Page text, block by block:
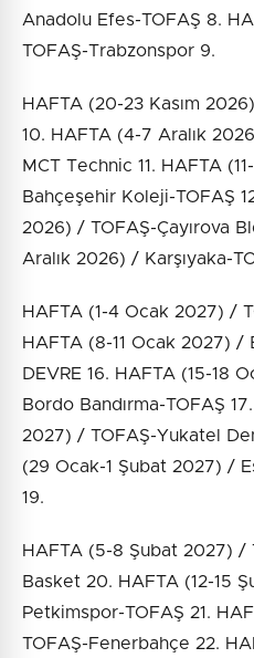
Anadolu Efes-TOFAŞ 8.
TOFAŞ-Trabzonspor 9.
HAFTA (20-23 Kasım
10. HAFTA (4-7 Aralık
MCT Technic 11. HAFTA
Bahçeşehir Koleji-TOFAŞ
2026) / TOFAŞ-Çayırova
Aralık 2026) / Karşıyaka-
HAFTA (1-4 Ocak 2027) /
HAFTA (8-11 Ocak 2027) /
DEVRE 16. HAFTA (15-18
Bordo Bandırma-TOFAŞ
2027) / TOFAŞ-Yukatel
(29 Ocak-1 Şubat 2027) /
19.
HAFTA (5-8 Şubat 2027) /
Basket 20. HAFTA (12-15
Petkimspor-TOFAŞ 21.
TOFAŞ-Fenerbahçe 22.